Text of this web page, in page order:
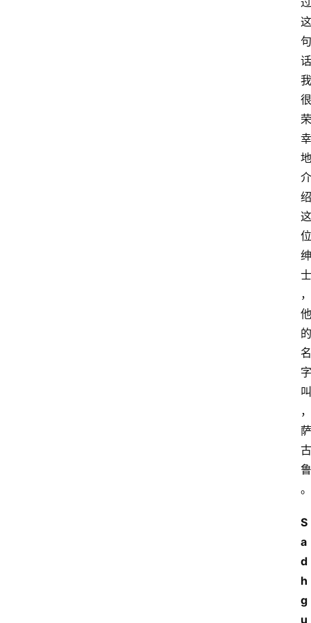
这
句
话
我
很
荣
幸
地
介
绍
这
位
绅
士
，
他
的
名
字
叫
，
萨
古
鲁
。
S
a
d
h
g
u